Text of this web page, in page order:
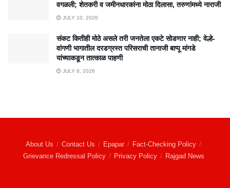
वगळली; शेतकरी व जमीनधारकांना मोठा दिलासा, तरुणांमध्ये नाराजी
JULY 10, 2026
संकट कितीही मोठे असले तरी जनतेला एकटे सोडणार नाही; वेल्हे-
वांगणी भागातील दरडग्रस्त परिसराची तानाजी बाप्पू मांगडे
यांच्याकडून तात्काळ पाहणी
JULY 8, 2026
About Us Contact Us Epapar
Fact-Checking Policy
Grievance Redressal Policy
Privacy Policy Rajgad News